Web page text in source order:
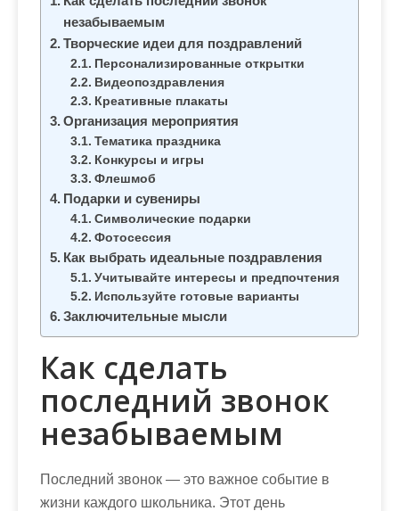
незабываемым
Творческие идеи для поздравлений
Персонализированные открытки
Видеопоздравления
Креативные плакаты
Организация мероприятия
Тематика праздника
Конкурсы и игры
Флешмоб
Подарки и сувениры
Символические подарки
Фотосессия
Как выбрать идеальные поздравления
Учитывайте интересы и предпочтения
Используйте готовые варианты
Заключительные мысли
Как сделать
последний звонок
незабываемым
Последний звонок — это важное событие в
жизни каждого школьника. Этот день